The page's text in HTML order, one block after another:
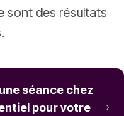
sont des résultats
séance chez
pour votre